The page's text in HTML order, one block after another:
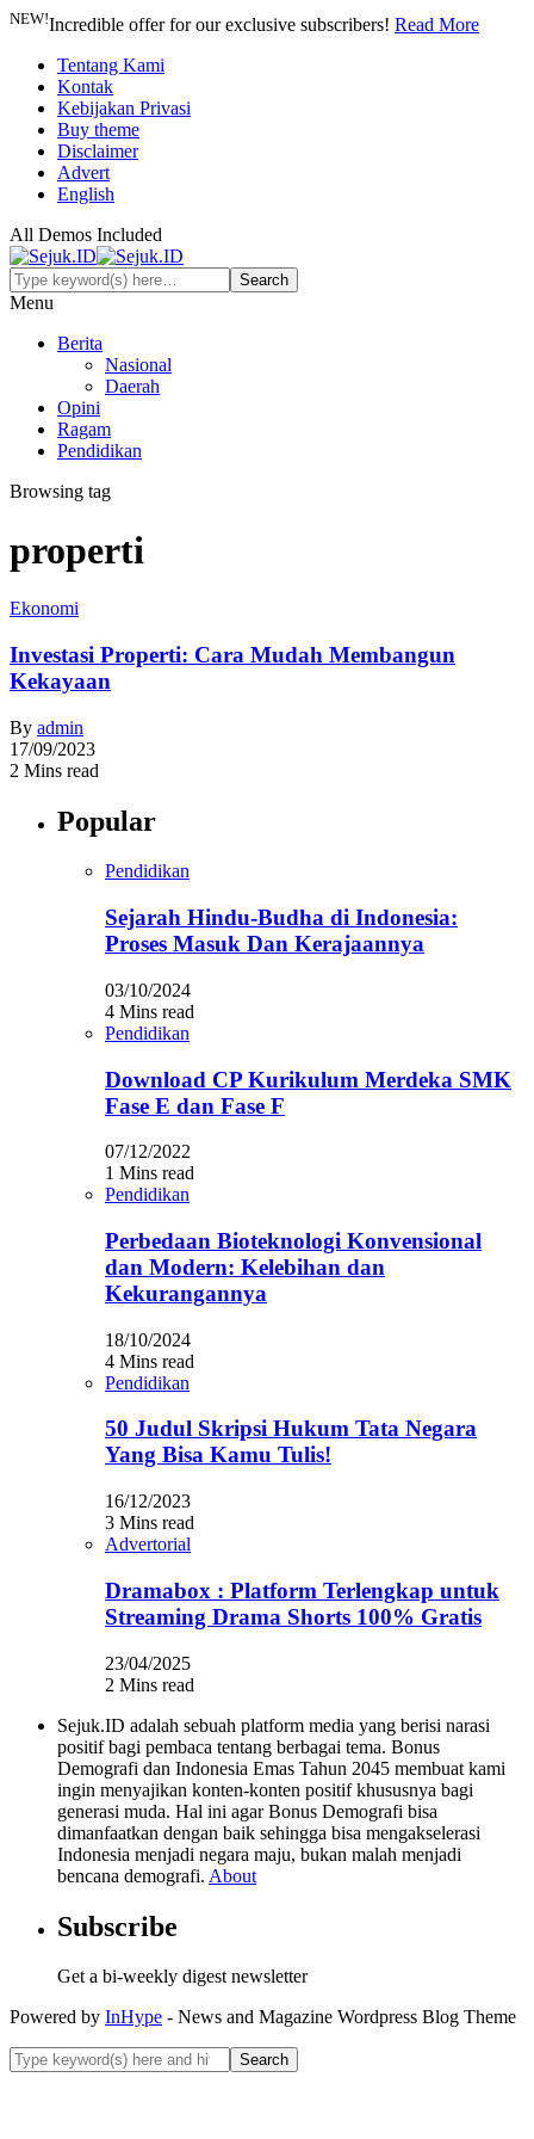
NEW!Incredible offer for our exclusive subscribers! Read More
Tentang Kami
Kontak
Kebijakan Privasi
Buy theme
Disclaimer
Advert
English
All Demos Included
Menu
Berita
Nasional
Daerah
Opini
Ragam
Pendidikan
Browsing tag
properti
Ekonomi
Investasi Properti: Cara Mudah Membangun
Kekayaan
By admin
17/09/2023
2 Mins read
Popular
Pendidikan
Sejarah Hindu-Budha di Indonesia:
Proses Masuk Dan Kerajaannya
03/10/2024
4 Mins read
Pendidikan
Download CP Kurikulum Merdeka SMK
Fase E dan Fase F
07/12/2022
1 Mins read
Pendidikan
Perbedaan Bioteknologi Konvensional
dan Modern: Kelebihan dan
Kekurangannya
18/10/2024
4 Mins read
Pendidikan
50 Judul Skripsi Hukum Tata Negara
Yang Bisa Kamu Tulis!
16/12/2023
3 Mins read
Advertorial
Dramabox : Platform Terlengkap untuk
Streaming Drama Shorts 100% Gratis
23/04/2025
2 Mins read
Sejuk.ID adalah sebuah platform media yang berisi narasi
positif bagi pembaca tentang berbagai tema. Bonus
Demografi dan Indonesia Emas Tahun 2045 membuat kami
ingin menyajikan konten-konten positif khususnya bagi
generasi muda. Hal ini agar Bonus Demografi bisa
dimanfaatkan dengan baik sehingga bisa mengakselerasi
Indonesia menjadi negara maju, bukan malah menjadi
bencana demografi. About
Subscribe
Get a bi-weekly digest newsletter
Powered by InHype - News and Magazine Wordpress Blog Theme